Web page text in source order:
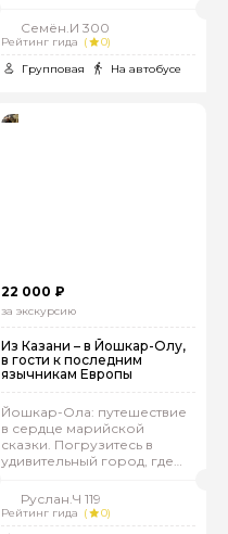
Семён.И 300
Рейтинг гида (
0)
Групповая
На автобусе
22 000 ₽
за экскурсию
Из Казани – в Йошкар-Олу,
в гости к последним
язычникам Европы
Йошкар-Ола: путешествие
в сердце марийской
сказки. Погрузитесь в
удивительный город, где
соседствует с марийскими
языческими традициями.
Руслан.Ч 119
Рейтинг гида (
0)